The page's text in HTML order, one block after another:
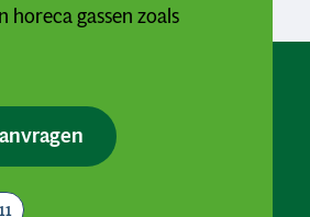
horeca gassen zoals